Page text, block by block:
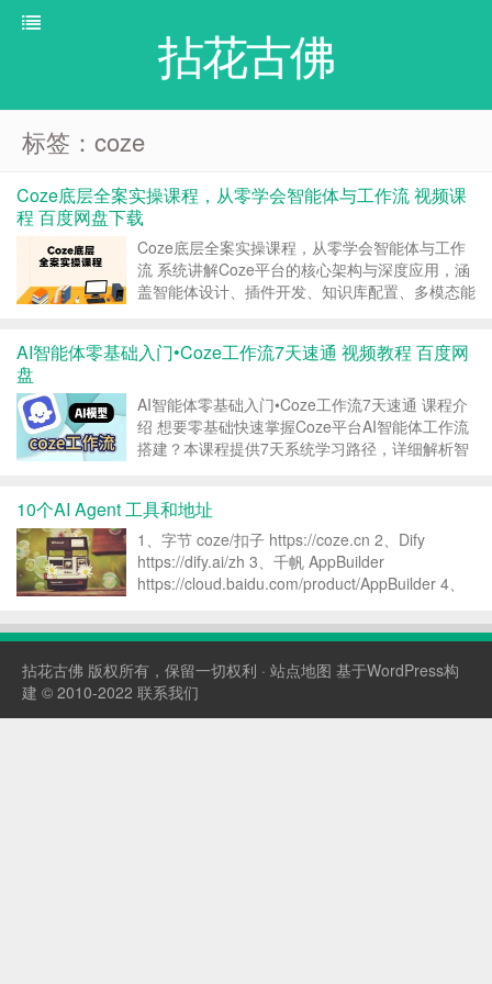
拈花古佛
标签：coze
Coze底层全案实操课程，从零学会智能体与工作流 视频课
程 百度网盘下载
Coze底层全案实操课程，从零学会智能体与工作
流 系统讲解Coze平台的核心架构与深度应用，涵
盖智能体设计、插件开发、知识库配置、多模态能
动化系统的全链路技能，实现从工具使用到底层定
AI智能体零基础入门•Coze工作流7天速通 视频教程 百度网
盘
AI智能体零基础入门•Coze工作流7天速通 课程介
绍 想要零基础快速掌握Coze平台AI智能体工作流
搭建？本课程提供7天系统学习路径，详细解析智
工作流搭建。 #Coze教程 #AI智能体 ...
10个AI Agent 工具和地址
1、字节 coze/扣子 https://coze.cn 2、Dify
https://dify.ai/zh 3、千帆 AppBuilder
https://cloud.baidu.com/product/AppBuilder 4、
拈花古佛 版权所有，保留一切权利 · 站点地图 基于WordPress构
建 © 2010-2022 联系我们